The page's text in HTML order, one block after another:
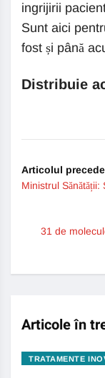
ingrijirii
Sunt aici
fost și până
Distribuie
Articolul
Ministrul
31 de
Articole în
TRATAMENTE